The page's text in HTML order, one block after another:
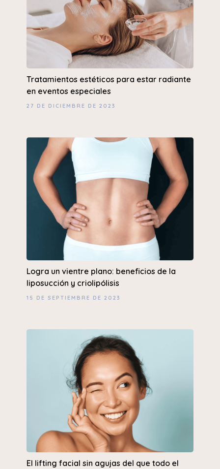
Tratamientos estéticos para estar radiante
en eventos especiales
27 DE DICIEMBRE DE 2023
Logra un vientre plano: beneficios de la
liposucción y criolipólisis
15 DE SEPTIEMBRE DE 2023
El lifting facial sin agujas del que todo el